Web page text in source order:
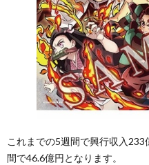
これまでの5週間で興行収入
間で46.6億円となります。